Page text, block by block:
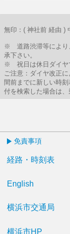
無印：( 神社前 経由 )
※ 道路渋滞等により
承下さい。
※ 祝日は休日ダイヤ
ご注意：ダイヤ改正
間前までに新しい時
付を検索した場合は、
免責事項
経路・時刻表
English
横浜市交通局
横浜市HP